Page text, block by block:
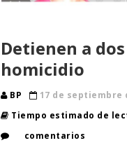
Detienen a
homicidio
BP
17 de septiembre
Tiempo estimado de
comentarios